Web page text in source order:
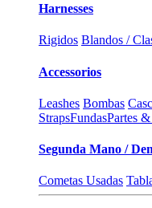
Harnesses
Rigidos Blandos /
Accessorios
Leashes Bombas
StrapsFundasPartes
Segunda Mano /
Cometas Usadas